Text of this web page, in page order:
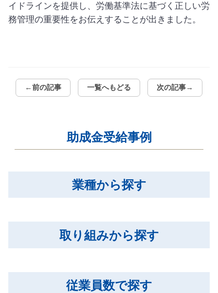
イドラインを提供し、労働基準法に基づく正しい労
務管理の重要性をお伝えすることが出きました。
←前の記事 一覧へもどる 次の記事→
助成金受給事例
業種から探す
取り組みから探す
従業員数で探す